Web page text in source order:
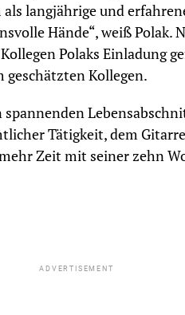
langjährige und
Hände“, weiß Polak.
Polaks Einladung
geschätzten Kollegen.
Tätigkeit, dem
Zeit mit seiner zehn
ADVERTISEMENT